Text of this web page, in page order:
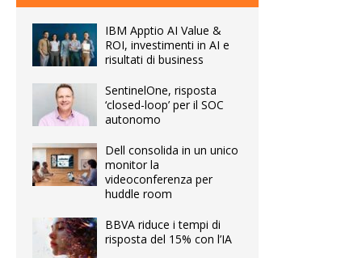
IBM Apptio AI Value &
ROI, investimenti in AI e
risultati di business
SentinelOne, risposta
‘closed-loop’ per il SOC
autonomo
Dell consolida in un unico
monitor la
videoconferenza per
huddle room
BBVA riduce i tempi di
risposta del 15% con l’IA